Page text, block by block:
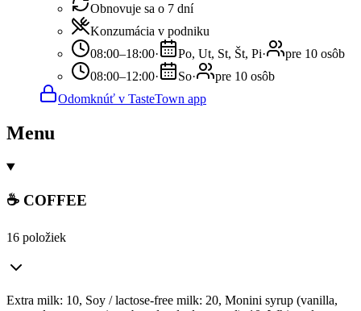
Obnovuje sa o 7 dní
Konzumácia v podniku
08:00–18:00· Po, Ut, St, Št, Pi·
pre 10 osôb
08:00–12:00· So·
pre 10 osôb
Odomknúť v TasteTown app
Menu
☕ COFFEE
16 položiek
Extra milk: 10, Soy / lactose-free milk: 20, Monini syrup (vanilla,